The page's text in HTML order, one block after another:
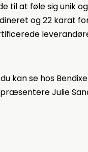
til at føle sig unik
og 22 karat
kan se hos
Julie